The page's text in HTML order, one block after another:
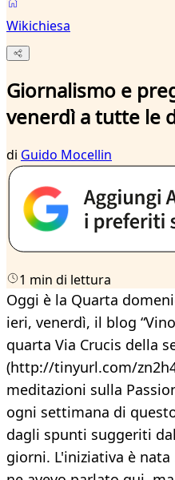
Wikichiesa
Giornalismo e
venerdì a tutte le
di Guido Mocellin
1 min di lettura
Oggi è la Quarta
ieri, venerdì, il blog
quarta Via Crucis della
(http://tinyurl.com/
meditazioni sulla
ogni settimana di
dagli spunti suggeriti
giorni. L'iniziativa è